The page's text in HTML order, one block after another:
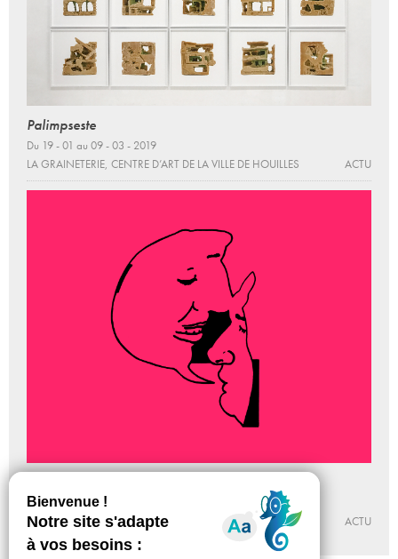
Palimpseste
Du 19 - 01 au 09 - 03 - 2019
LA GRAINETERIE, CENTRE D’ART DE LA VILLE DE HOUILLES
ACTU
Du 18 - 02 au 16 - 05 - 2016
PALAIS DE TOKYO
ACTU